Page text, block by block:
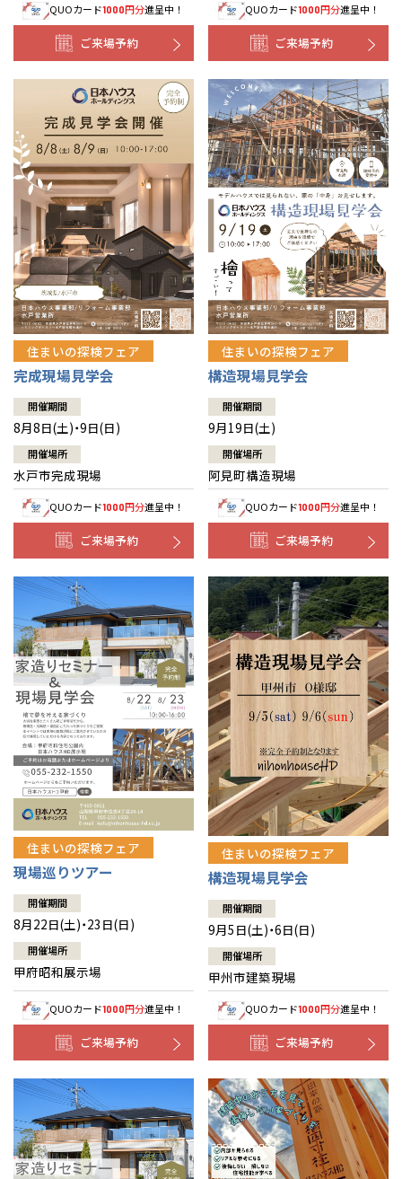
QUOカード1000円分進呈中！
ご来場予約
QUOカード1000円分進呈中！
ご来場予約
住まいの探検フェア
完成現場見学会
開催期間
8月8日(土)・9日(日)
開催場所
水戸市完成現場
QUOカード1000円分進呈中！
ご来場予約
住まいの探検フェア
構造現場見学会
開催期間
9月19日(土)
開催場所
阿見町構造現場
QUOカード1000円分進呈中！
ご来場予約
住まいの探検フェア
現場巡りツアー
開催期間
8月22日(土)・23日(日)
開催場所
甲府昭和展示場
QUOカード1000円分進呈中！
ご来場予約
住まいの探検フェア
構造現場見学会
開催期間
9月5日(土)・6日(日)
開催場所
甲州市建築現場
QUOカード1000円分進呈中！
ご来場予約